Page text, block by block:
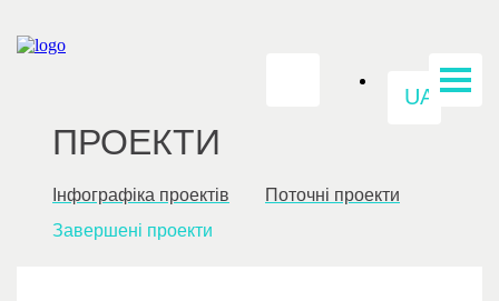
UA
ПРОЕКТИ
Інфографіка проектів
Поточні проекти
Завершені проекти